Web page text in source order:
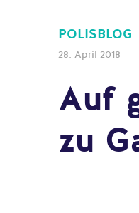
POLISBLOG
28. April 2018
Auf
zu